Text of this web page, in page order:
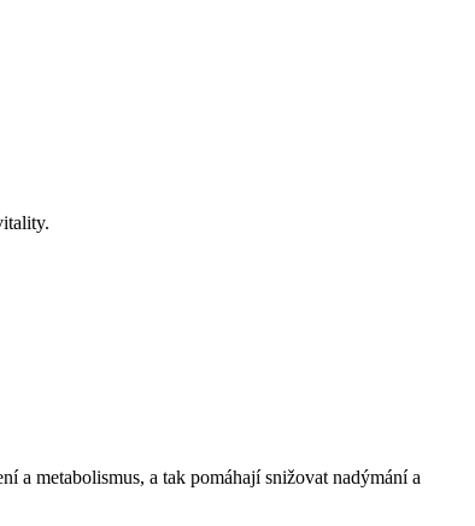
a metabolismus, a tak pomáhají snižovat nadýmání a